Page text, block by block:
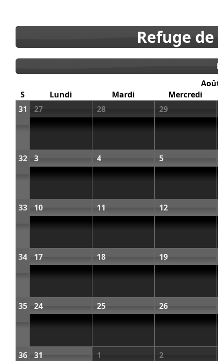
Refuge
S
Lundi Mardi
Mercredi
31
27 28 29
32 3 4 5
33 10 11 12
34 17 18 19
35 24 25 26
36 31 1 2